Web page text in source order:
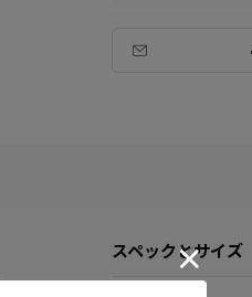
スペックとサイズ